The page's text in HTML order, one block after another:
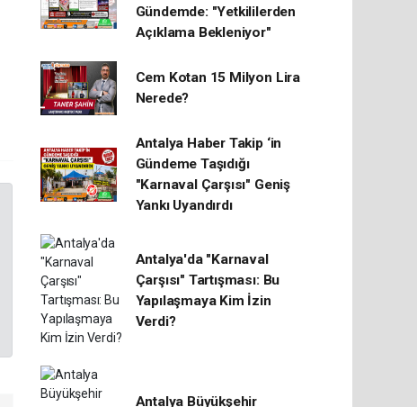
Gündemde: "Yetkililerden
Açıklama Bekleniyor"
Cem Kotan 15 Milyon Lira
Nerede?
Antalya Haber Takip ‘in
Gündeme Taşıdığı
"Karnaval Çarşısı" Geniş
Yankı Uyandırdı
Antalya'da "Karnaval
Çarşısı" Tartışması: Bu
Yapılaşmaya Kim İzin
Verdi?
Antalya Büyükşehir